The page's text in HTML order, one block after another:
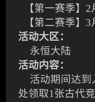
【第一赛季】
【第二赛季】
活动大区：
永恒大陆
活动内容：
活动期间达
处领取1张古代